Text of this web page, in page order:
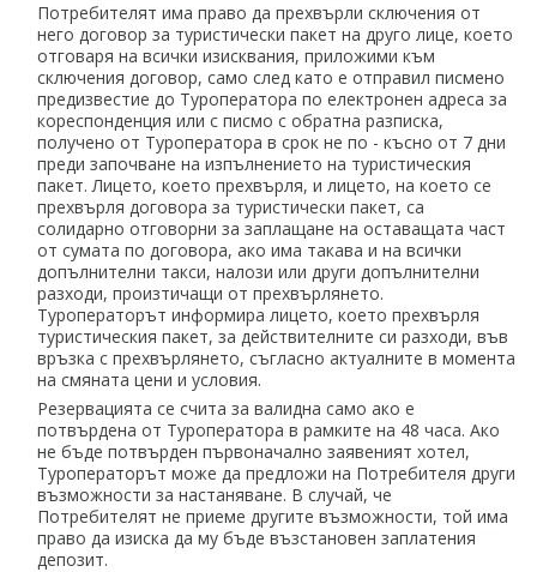
Потребителят има право да прехвърли сключения от
него договор за туристически пакет на друго лице, което
отговаря на всички изисквания, приложими към
сключения договор, само след като е отправил писмено
предизвестие до Туроператора по електронен адреса за
кореспонденция или с писмо с обратна разписка,
получено от Туроператора в срок не по - късно от 7 дни
преди започване на изпълнението на туристическия
пакет. Лицето, което прехвърля, и лицето, на което се
прехвърля договора за туристически пакет, са
солидарно отговорни за заплащане на оставащата част
от сумата по договора, ако има такава и на всички
допълнителни такси, налози или други допълнителни
разходи, произтичащи от прехвърлянето.
Туроператорът информира лицето, което прехвърля
туристическия пакет, за действителните си разходи, във
връзка с прехвърлянето, съгласно актуалните в момента
на смяната цени и условия.
Резервацията се счита за валидна само ако е
потвърдена от Туроператора в рамките на 48 часа. Ако
не бъде потвърден първоначално заявеният хотел,
Туроператорът може да предложи на Потребителя други
възможности за настаняване. В случай, че
Потребителят не приеме другите възможности, той има
право да изиска да му бъде възстановен заплатения
депозит.